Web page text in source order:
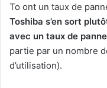
To ont un taux de
Toshiba s’en sort
avec un taux de
partie par un nombre
d’utilisation).